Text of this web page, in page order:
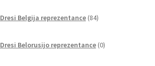
Dresi Belgija reprezentance 84izdelkov
Dresi Belorusijo reprezentance 0izdelkov